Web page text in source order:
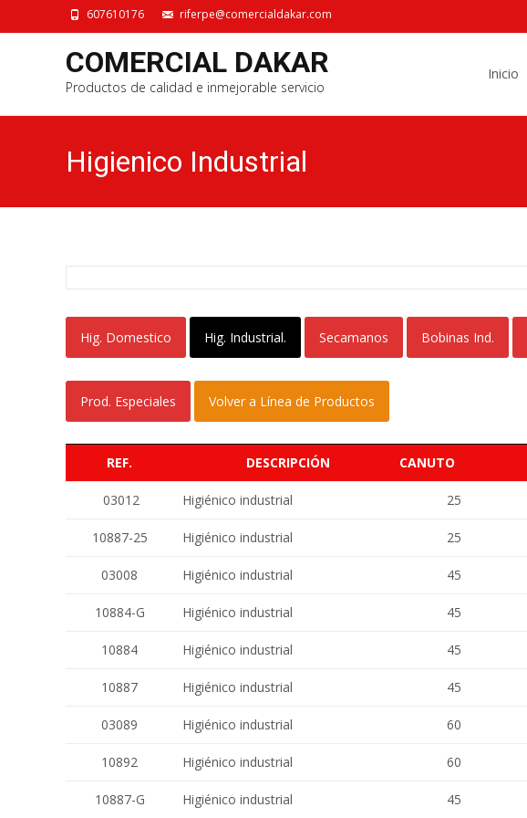
607610176 riferpe@comercialdakar.com
COMERCIAL DAKAR
Productos de calidad e inmejorable servicio
Inicio
Higienico Industrial
Hig. Domestico Hig. Industrial. Secamanos Bobinas Ind.
Prod. Especiales Volver a Línea de Productos
REF. DESCRIPCIÓN CANUTO
03012 Higiénico industrial 25
10887-25 Higiénico industrial 25
03008 Higiénico industrial 45
10884-G Higiénico industrial 45
10884 Higiénico industrial 45
10887 Higiénico industrial 45
03089 Higiénico industrial 60
10892 Higiénico industrial 60
10887-G Higiénico industrial 45